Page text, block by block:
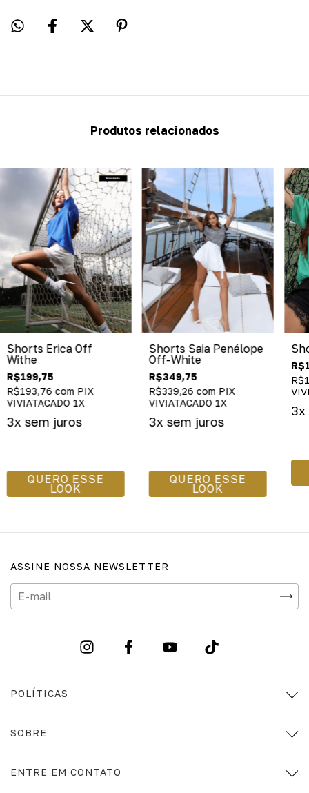
Produtos relacionados
Shorts Erica Off
Withe
R$199,75
R$193,76 com PIX
VIVIATACADO 1X
QUERO ESSE
LOOK
Shorts Saia Penélope
Off-White
R$349,75
R$339,26 com PIX
VIVIATACADO 1X
QUERO ESSE
LOOK
ASSINE NOSSA NEWSLETTER
POLÍTICAS
SOBRE
ENTRE EM CONTATO